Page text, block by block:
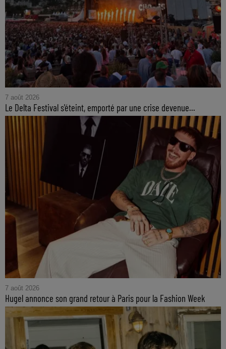
7 août 2026
Le Delta Festival s'éteint, emporté par une crise devenue...
7 août 2026
Hugel annonce son grand retour à Paris pour la Fashion Week